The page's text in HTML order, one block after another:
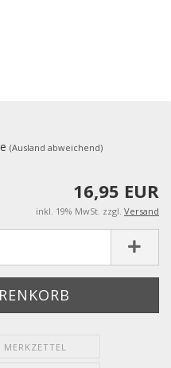
(Ausland abweichend)
16,95 EUR
inkl. 19% MwSt. zzgl. Versand
MERKZETTEL